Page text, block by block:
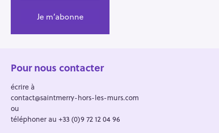
Pour nous contacter
écrire à
contact@saintmerry-hors-les-murs.com
ou
téléphoner au +33 (0)9 72 12 04 96